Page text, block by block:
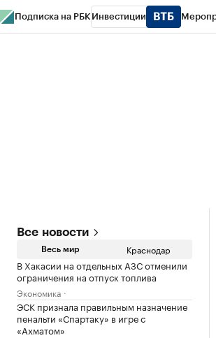
Подписка на РБК Инвестиции
Все новости
Весь мир Краснодар
В Хакасии на отдельных АЗС отменили
ограничения на отпуск топлива
Экономика
ЭСК признала правильным назначение
пенальти «Спартаку» в игре с
«Ахматом»